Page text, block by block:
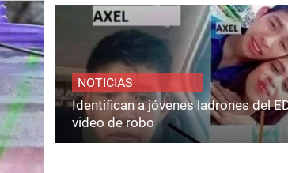
NOTICIAS
Identifican a jóvenes ladrones del
video de robo